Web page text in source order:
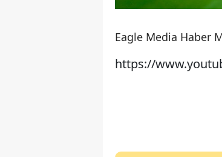
Eagle Media Haber
https://